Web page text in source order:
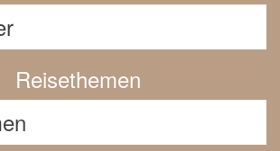
Reisethemen